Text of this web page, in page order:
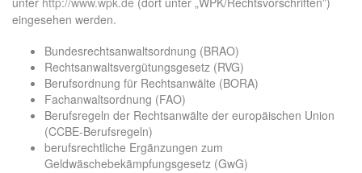
eingesehen werden.
Bundesrechtsanwaltsordnung (BRAO)
Rechtsanwaltsvergütungsgesetz (RVG)
Berufsordnung für Rechtsanwälte (BORA)
Fachanwaltsordnung (FAO)
Berufsregeln der Rechtsanwälte der europäischen Union
(CCBE-Berufsregeln)
berufsrechtliche Ergänzungen zum
Geldwäschebekämpfungsgesetz (GwG)